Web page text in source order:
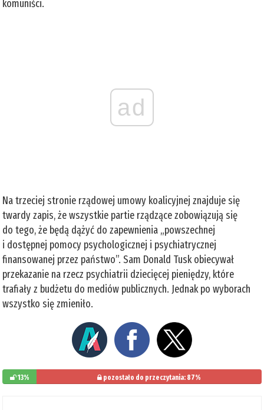
komuniści.
ad
Na trzeciej stronie rządowej umowy koalicyjnej znajduje się
twardy zapis, że wszystkie partie rządzące zobowiązują się
do tego, że będą dążyć do zapewnienia „powszechnej
i dostępnej pomocy psychologicznej i psychiatrycznej
finansowanej przez państwo”. Sam Donald Tusk obiecywał
przekazanie na rzecz psychiatrii dziecięcej pieniędzy, które
trafiały z budżetu do mediów publicznych. Jednak po wyborach
wszystko się zmieniło.
13% pozostało do przeczytania: 87%